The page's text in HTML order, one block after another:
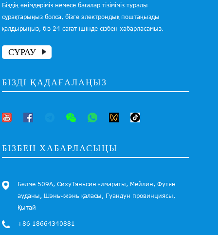
Біздің өнімдеріміз немесе бағалар тізіміміз туралы
сұрақтарыңыз болса, бізге электрондық поштаңызды
қалдырыңыз, біз 24 сағат ішінде сізбен хабарласамыз.
СҰРАУ
БІЗДІ ҚАДАҒАЛАҢЫЗ
БІЗБЕН ХАБАРЛАСЫҢЫ
Бөлме 509А, СихуТяньсин ғимараты, Мейлин, Футян
ауданы, Шэньчжэнь қаласы, Гуандун провинциясы,
Қытай
+86 18664340881